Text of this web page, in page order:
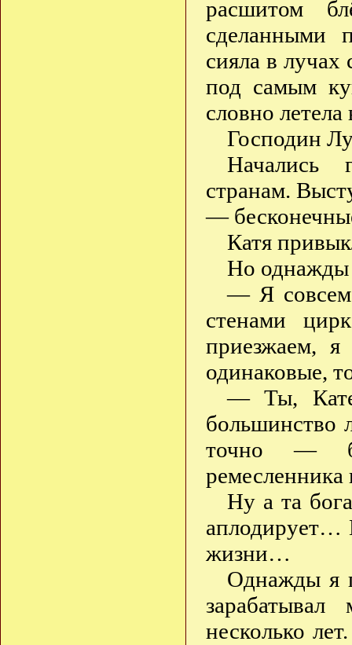
расшитом
сделанными
сияла в лучах
под самым
словно
Господин
Начались
странам.
—
Катя
Но однажды
— Я совсем
стенами
приезжаем,
одинаковые,
— Ты,
большинство
точно —
ремесленника
Ну а та
аплодирует…
жизни…
Однажды я
несколько